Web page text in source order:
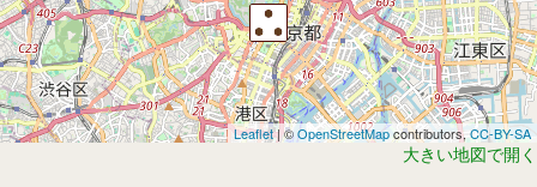
Leaflet| ©OpenStreetMapcontributors,CC-BY-SA
大きい地図で開く